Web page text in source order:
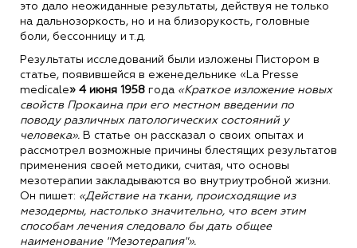
это дало неожиданные результаты, действуя не только
на дальнозоркость, но и на близорукость, головные
боли, бессонницу и т.д.
Результаты исследований были изложены Пистором в
статье, появившейся в еженедельнике «La Presse
medicale» 4 июня 1958 года «Краткое изложение новых
свойств Прокаина при его местном введении по
поводу различных патологических состояний у
человека». В статье он рассказал о своих опытах и
рассмотрел возможные причины блестящих результатов
применения своей методики, считая, что основы
мезотерапии закладываются во внутриутробной жизни.
Он пишет: «Действие на ткани, происходящие из
мезодермы, настолько значительно, что всем этим
способам лечения следовало бы дать общее
наименование "Мезотерапия"».